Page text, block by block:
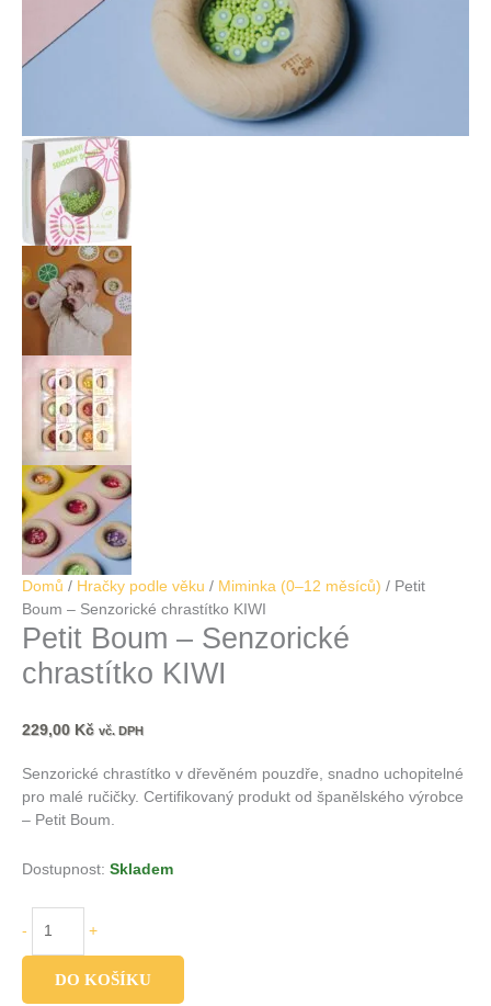
Domů / Hračky podle věku / Miminka (0–12 měsíců) / Petit
Boum – Senzorické chrastítko KIWI
Petit Boum – Senzorické
chrastítko KIWI
229,00 Kč vč. DPH
Senzorické chrastítko v dřevěném pouzdře, snadno uchopitelné
pro malé ručičky. Certifikovaný produkt od španělského výrobce
– Petit Boum.
Dostupnost: Skladem
- +
DO KOŠÍKU